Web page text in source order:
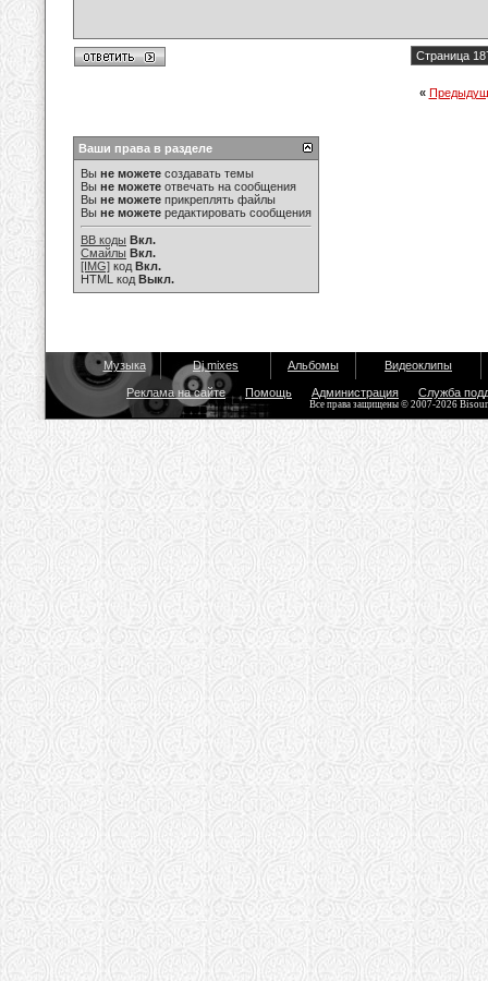
Страница
«
Ваши права в разделе
Вы не можете создавать темы
Вы не можете отвечать на сообщения
Вы не можете прикреплять файлы
Вы не можете редактировать сообщения
BB коды Вкл.
Смайлы Вкл.
[IMG] код Вкл.
HTML код Выкл.
Музыка Dj mixes Альбомы Видеоклипы
Реклама на сайте Помощь Администрация Служба
Все права защищены © 2007-2026